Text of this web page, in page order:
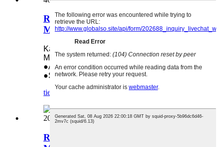
Rummunpuhdistusterä Sharp MX
M363 364 465 500 565 -tulostimeen
Käytetään seuraavissa malleissa: Sharp
MX M363 364 465 500 565
●Alkuperäinen
●Suoramyynti tehtaalta
tiedustelu
Rummunpuhdistusterä Ricoh